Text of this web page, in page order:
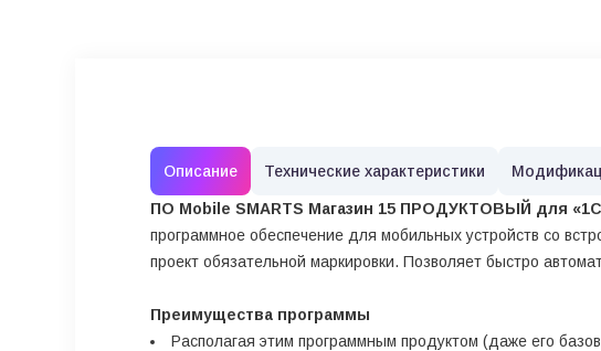
Описание Технические характеристики
ПО Mobile SMARTS Магазин 15 ПРОДУКТОВЫЙ для
программное обеспечение для мобильных устройств со
проект обязательной маркировки. Позволяет быстро
Преимущества программы
Располагая этим программным продуктом (даже его